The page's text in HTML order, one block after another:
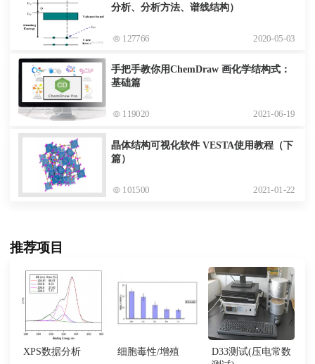
分析、分析方法、谱线结构）
127766 2020-05-03
手把手教你用ChemDraw 画化学结构式：
基础篇
119020 2021-06-19
晶体结构可视化软件 VESTA使用教程（下
篇）
101500 2021-01-22
推荐项目
XPS数据分析 细胞毒性/增殖
D33测试(压电常数